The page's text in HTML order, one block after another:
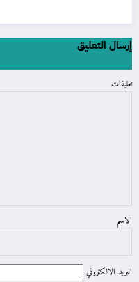
إرسال التعليق
تعليقات
الاسم
البريد الالكتروني